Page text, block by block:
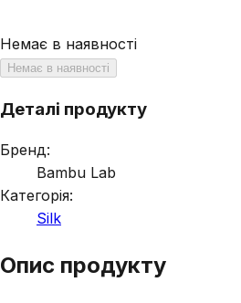
Немає в наявності
Немає в наявності
Деталі продукту
Бренд:
Bambu Lab
Категорія:
Silk
Опис продукту